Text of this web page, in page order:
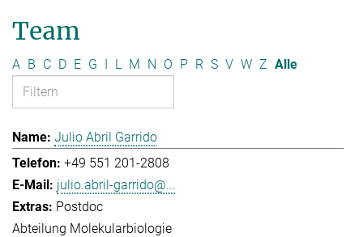
Team
A B C D E G I L M N O P R S V W Z Alle
Julio Abril Garrido
+49 551 201-2808
julio.abril-garrido@...
Postdoc
Abteilung Molekularbiologie